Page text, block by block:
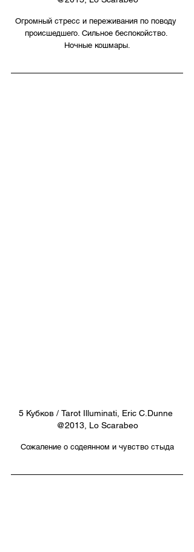
Огромный стресс и переживания по поводу
происшедшего. Сильное беспокойство.
Ночные кошмары.
5 Кубков / Tarot Illuminati, Eric C.Dunne
@2013, Lo Scarabeo
Сожаление о содеянном и чувство стыда